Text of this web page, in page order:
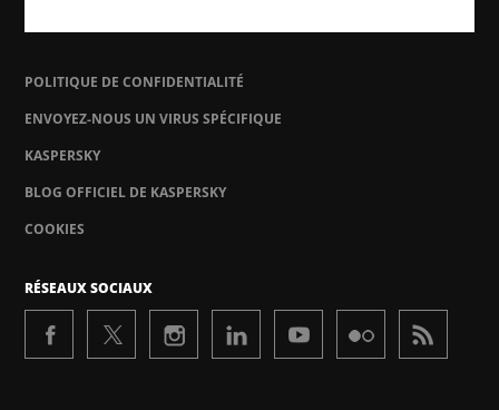
POLITIQUE DE CONFIDENTIALITÉ
ENVOYEZ-NOUS UN VIRUS SPÉCIFIQUE
KASPERSKY
BLOG OFFICIEL DE KASPERSKY
COOKIES
RÉSEAUX SOCIAUX